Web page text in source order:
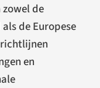
de
de Europese
en